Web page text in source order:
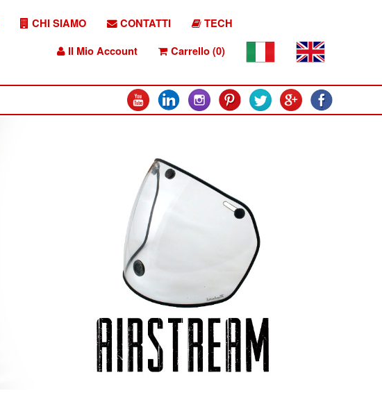
CHI SIAMO CONTATTI
TECH
Il Mio Account
Carrello (0)